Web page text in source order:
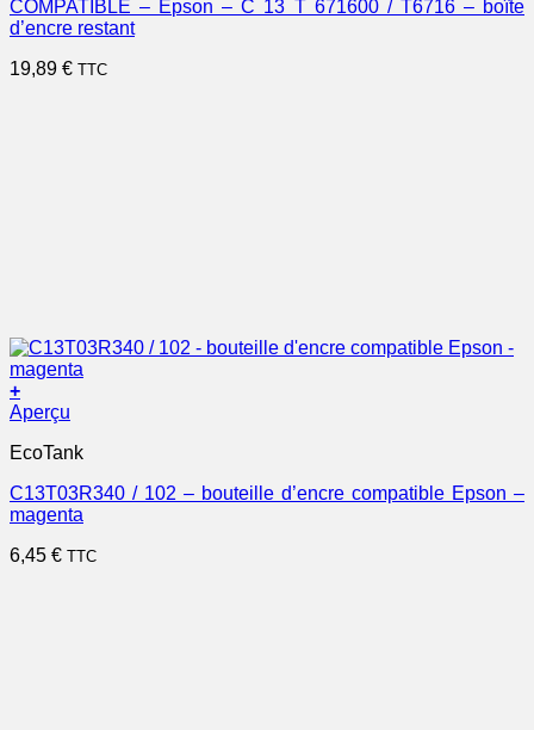
COMPATIBLE – Epson – C 13 T 671600 / T6716 – boîte
d’encre restant
19,89 € TTC
+
Aperçu
EcoTank
C13T03R340 / 102 – bouteille d’encre compatible Epson –
magenta
6,45 € TTC